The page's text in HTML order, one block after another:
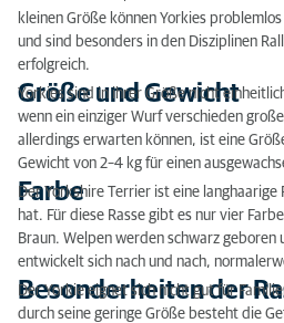
kleinen Größe können Yorkies
und sind besonders in den Disziplinen
erfolgreich.
Größe und Gewicht
Yorkies sind in ihrer Größe nicht
wenn ein einziger Wurf verschieden
allerdings erwarten können, ist eine
Gewicht von 2–4 kg für einen
Farbe
Der Yorkshire Terrier ist eine
hat. Für diese Rasse gibt es nur vier
Braun. Welpen werden schwarz geboren
entwickelt sich nach und nach,
Besonderheiten der
Der Yorkie eignet sich nicht gut für
durch seine geringe Größe besteht die